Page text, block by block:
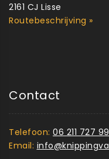
2161 CJ Lisse
Routebeschrijving »
Contact
Telefoon: 06 211 727 99
Email: